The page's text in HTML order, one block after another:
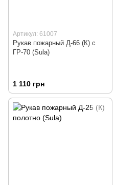
Артикул: 61007
Рукав пожарный Д-66 (К) с
ГР-70 (Sula)
1 110 грн